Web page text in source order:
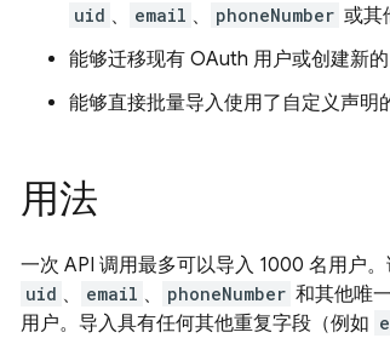
uid 、 email 、 phoneNumber 或其
能够迁移现有 OAuth 用户或创建新
能够直接批量导入使用了自定义声明
用法
一次 API 调用最多可以导入 1000 名用户
uid 、 email 、 phoneNumber 和其他唯
用户。导入具有任何其他重复字段（例如